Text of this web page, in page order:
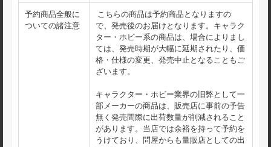
予約商品全般に
ついての諸注意
こちらの商品は予約商品となりますの
で、発売後のお届けとなります。キャラク
ター・ホビー系の商品は、場合によりまし
ては、発売時期が大幅に延期されたり、価
格・仕様の変更、発売中止となることもご
ざいます。
キャラクター・ホビー業界の旧弊として一
部メーカーの商品は、販売店に事前の予告
無く発売間際に出荷数量が削減されること
があります。当店では余裕を持って予約を
うけており、問屋からも量販店としての出